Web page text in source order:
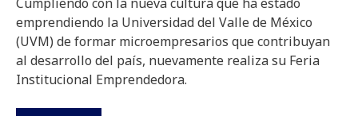
emprendiendo la Universidad del Valle de México
(UVM) de formar microempresarios que contribuyan
al desarrollo del país, nuevamente realiza su Feria
Institucional Emprendedora.